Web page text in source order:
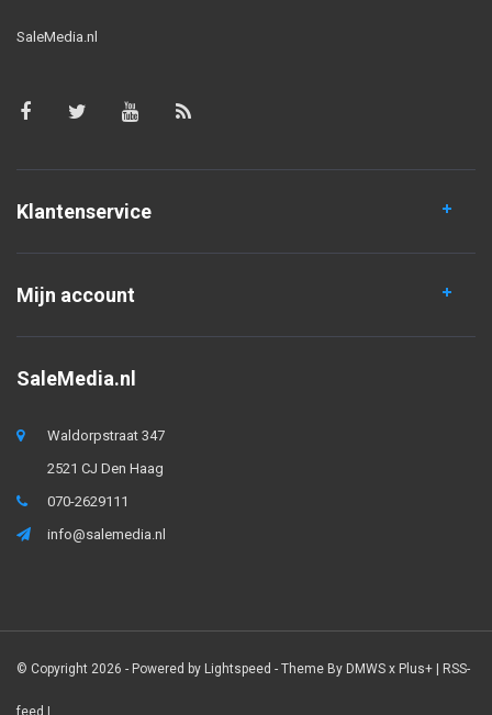
SaleMedia.nl
Klantenservice
Mijn account
SaleMedia.nl
Waldorpstraat 347
2521 CJ Den Haag
070-2629111
info@salemedia.nl
© Copyright 2026 - Powered by Lightspeed - Theme By DMWS x Plus+ | RSS-
feed |